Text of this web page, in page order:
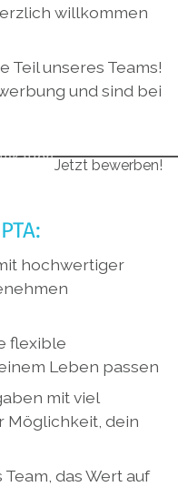
willkommen
Teil unseres Teams!
und sind bei
Jetzt bewerben!
hochwertiger
flexible
Leben passen
mit viel
Möglichkeit, dein
das Wert auf